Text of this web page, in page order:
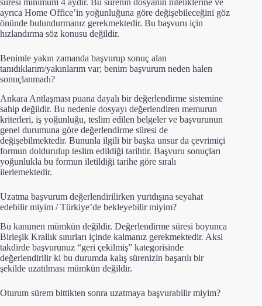
süresi minimum 4 aydır. Bu sürenin dosyanın niteliklerine ve
ayrıca Home Office’in yoğunluğuna göre değişebileceğini göz
önünde bulundurmanız gerekmektedir. Bu başvuru için
hızlandırma söz konusu değildir.
Benimle yakın zamanda başvurup sonuç alan
tanıdıklarım/yakınlarım var; benim başvurum neden halen
sonuçlanmadı?
Ankara Antlaşması puana dayalı bir değerlendirme sistemine
sahip değildir. Bu nedenle dosyayı değerlendiren memurun
kriterleri, iş yoğunluğu, teslim edilen belgeler ve başvurunun
genel durumuna göre değerlendirme süresi de
değişebilmektedir. Bununla ilgili bir başka unsur da çevrimiçi
formun doldurulup teslim edildiği tarihtir. Başvuru sonuçları
yoğunlukla bu formun iletildiği tarihe göre sıralı
ilerlemektedir.
Uzatma başvurum değerlendirilirken yurtdışına seyahat
edebilir miyim / Türkiye’de bekleyebilir miyim?
Bu kanunen mümkün değildir. Değerlendirme süresi boyunca
Birleşik Krallık sınırları içinde kalmanız gerekmektedir. Aksi
takdirde başvurunuz “geri çekilmiş” kategorisinde
değerlendirilir ki bu durumda kalış sürenizin başarılı bir
şekilde uzatılması mümkün değildir.
Oturum sürem bittikten sonra uzatmaya başvurabilir miyim?